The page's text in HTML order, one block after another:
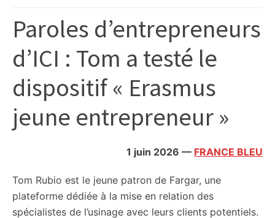
culture,
politique,
météo,
divers
initiatives
Paroles d’entrepreneurs
d’ICI : Tom a testé le
dispositif « Erasmus
jeune entrepreneur »
1 juin 2026 — FRANCE BLEU
Tom Rubio est le jeune patron de Fargar, une
plateforme dédiée à la mise en relation des
spécialistes de l’usinage avec leurs clients potentiels.